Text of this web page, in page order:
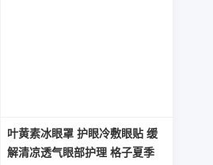
叶黄素冰眼罩 护眼冷敷眼贴 缓
解清凉透气眼部护理 格子夏季